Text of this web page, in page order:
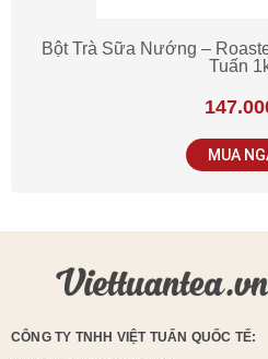
Bột Trà Sữa Nướng –
Tuấn
MUA
CÔNG TY TNHH VIỆT TUẤN QUỐC TẾ: